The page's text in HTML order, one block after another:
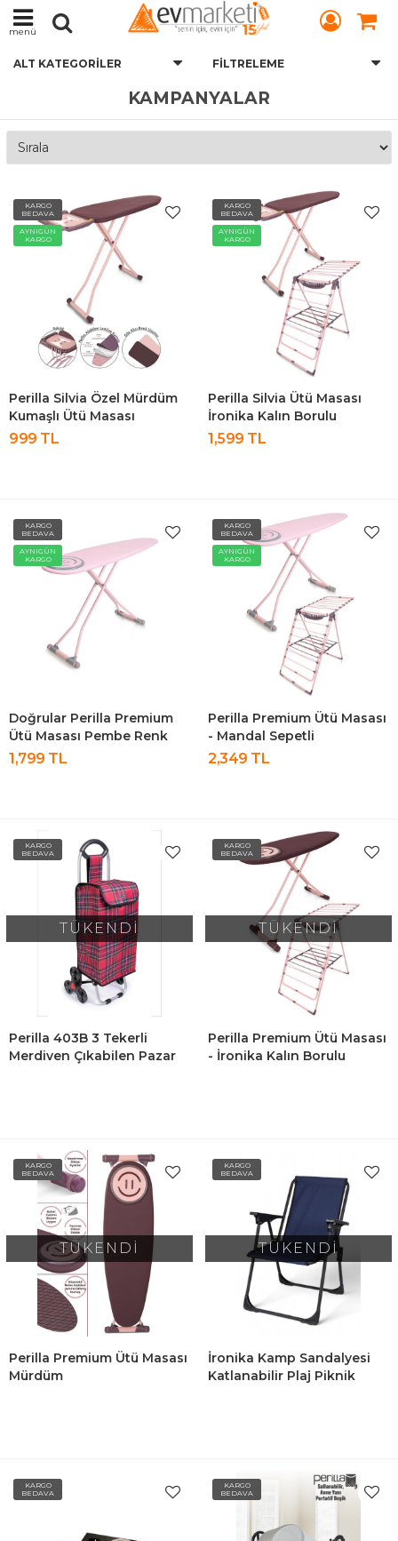
menü
ALT KATEGORILER FILTRELEME
KAMPANYALAR
KARGO
BEDAVA
AYNIGÜN
KARGO
Perilla Silvia Özel Mürdüm
Kumaşlı Ütü Masası
999 TL
KARGO
BEDAVA
AYNIGÜN
KARGO
Perilla Silvia Ütü Masası
İronika Kalın Borulu
Kurutmalık Set
1,599 TL
KARGO
BEDAVA
AYNIGÜN
KARGO
Doğrular Perilla Premium
Ütü Masası Pembe Renk
1,799 TL
KARGO
BEDAVA
AYNIGÜN
KARGO
Perilla Premium Ütü Masası
- Mandal Sepetli
Kurutmalık-Pembe Set
2,349 TL
KARGO
BEDAVA
TÜKENDİ
Perilla 403B 3 Tekerli
Merdiven Çıkabilen Pazar
KARGO
BEDAVA
TÜKENDİ
Perilla Premium Ütü Masası
- İronika Kalın Borulu
KARGO
BEDAVA
TÜKENDİ
Perilla Premium Ütü Masası
Mürdüm
KARGO
BEDAVA
TÜKENDİ
İronika Kamp Sandalyesi
Katlanabilir Plaj Piknik
KARGO
BEDAVA
KARGO
BEDAVA